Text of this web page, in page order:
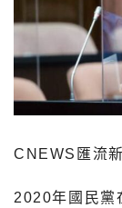
CNEWS匯流
2020年國民黨